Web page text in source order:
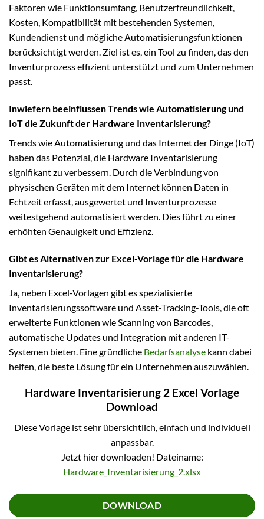
Faktoren wie Funktionsumfang, Benutzerfreundlichkeit,
Kosten, Kompatibilität mit bestehenden Systemen,
Kundendienst und mögliche Automatisierungsfunktionen
berücksichtigt werden. Ziel ist es, ein Tool zu finden, das den
Inventurprozess effizient unterstützt und zum Unternehmen
passt.
Inwiefern beeinflussen Trends wie Automatisierung und
IoT die Zukunft der Hardware Inventarisierung?
Trends wie Automatisierung und das Internet der Dinge (IoT)
haben das Potenzial, die Hardware Inventarisierung
signifikant zu verbessern. Durch die Verbindung von
physischen Geräten mit dem Internet können Daten in
Echtzeit erfasst, ausgewertet und Inventurprozesse
weitestgehend automatisiert werden. Dies führt zu einer
erhöhten Genauigkeit und Effizienz.
Gibt es Alternativen zur Excel-Vorlage für die Hardware
Inventarisierung?
Ja, neben Excel-Vorlagen gibt es spezialisierte
Inventarisierungssoftware und Asset-Tracking-Tools, die oft
erweiterte Funktionen wie Scanning von Barcodes,
automatische Updates und Integration mit anderen IT-
Systemen bieten. Eine gründliche Bedarfsanalyse kann dabei
helfen, die beste Lösung für ein Unternehmen auszuwählen.
Hardware Inventarisierung 2 Excel Vorlage
Download
Diese Vorlage ist sehr übersichtlich, einfach und individuell
anpassbar.
Jetzt hier downloaden! Dateiname:
Hardware_Inventarisierung_2.xlsx
DOWNLOAD